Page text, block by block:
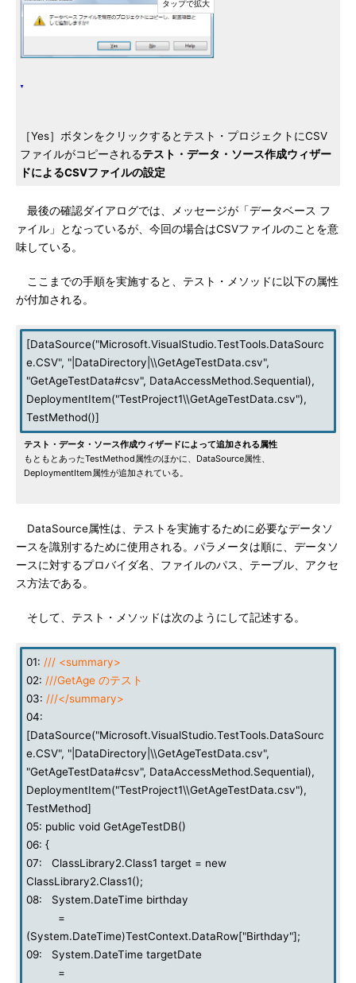
［Yes］ボタンをクリックするとテスト・プロジェクトにCSV
ファイルがコピーされるテスト・データ・ソース作成ウィザー
ドによるCSVファイルの設定
最後の確認ダイアログでは、メッセージが「データベース フ
ァイル」となっているが、今回の場合はCSVファイルのことを意
味している。
ここまでの手順を実施すると、テスト・メソッドに以下の属性
が付加される。
[DataSource("Microsoft.VisualStudio.TestTools.DataSourc
e.CSV", "|DataDirectory|\\GetAgeTestData.csv",
"GetAgeTestData#csv", DataAccessMethod.Sequential),
DeploymentItem("TestProject1\\GetAgeTestData.csv"),
TestMethod()]
テスト・データ・ソース作成ウィザードによって追加される属性
もともとあったTestMethod属性のほかに、DataSource属性、
DeploymentItem属性が追加されている。
DataSource属性は、テストを実施するために必要なデータソ
ースを識別するために使用される。パラメータは順に、データソ
ースに対するプロバイダ名、ファイルのパス、テーブル、アクセ
ス方法である。
そして、テスト・メソッドは次のようにして記述する。
01: /// <summary>
02: ///GetAge のテスト
03: ///</summary>
04:
[DataSource("Microsoft.VisualStudio.TestTools.DataSourc
e.CSV", "|DataDirectory|\\GetAgeTestData.csv",
"GetAgeTestData#csv", DataAccessMethod.Sequential),
DeploymentItem("TestProject1\\GetAgeTestData.csv"),
TestMethod]
05: public void GetAgeTestDB()
06: {
07: ClassLibrary2.Class1 target = new
ClassLibrary2.Class1();
08: System.DateTime birthday
=
(System.DateTime)TestContext.DataRow["Birthday"];
09: System.DateTime targetDate
=